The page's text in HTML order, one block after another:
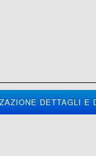
DETTAGLI E